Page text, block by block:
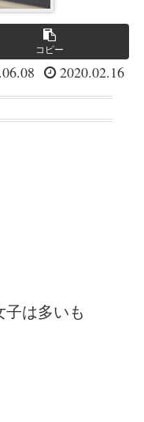
コピー
2020.02.16
は多いも